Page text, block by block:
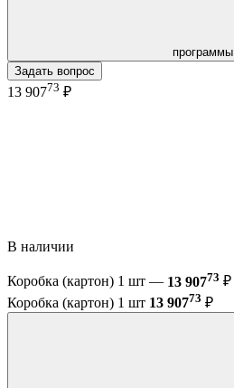
программы
Задать вопрос
13 90773 ₽
В наличии
Коробка (картон) 1 шт — 13 90773 ₽
Коробка (картон) 1 шт 13 90773 ₽